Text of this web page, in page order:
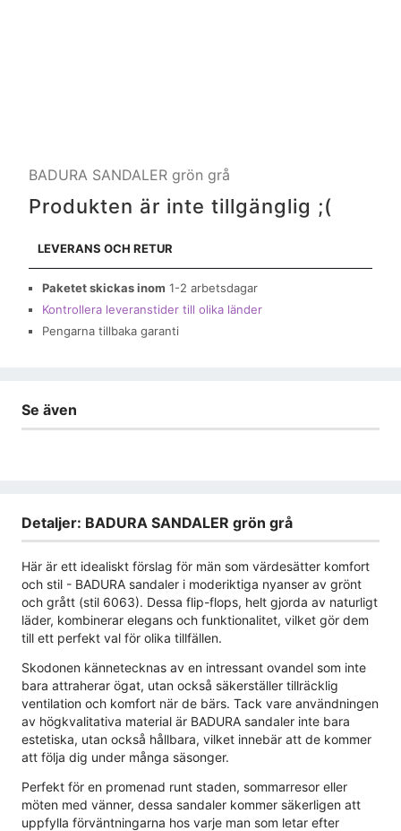
BADURA SANDALER grön grå
Produkten är inte tillgänglig ;(
LEVERANS OCH RETUR
Paketet skickas inom 1-2 arbetsdagar
Kontrollera leveranstider till olika länder
Pengarna tillbaka garanti
Se även
Detaljer: BADURA SANDALER grön grå
Här är ett idealiskt förslag för män som värdesätter komfort
och stil - BADURA sandaler i moderiktiga nyanser av grönt
och grått (stil 6063). Dessa flip-flops, helt gjorda av naturligt
läder, kombinerar elegans och funktionalitet, vilket gör dem
till ett perfekt val för olika tillfällen.
Skodonen kännetecknas av en intressant ovandel som inte
bara attraherar ögat, utan också säkerställer tillräcklig
ventilation och komfort när de bärs. Tack vare användningen
av högkvalitativa material är BADURA sandaler inte bara
estetiska, utan också hållbara, vilket innebär att de kommer
att följa dig under många säsonger.
Perfekt för en promenad runt staden, sommarresor eller
möten med vänner, dessa sandaler kommer säkerligen att
uppfylla förväntningarna hos varje man som letar efter